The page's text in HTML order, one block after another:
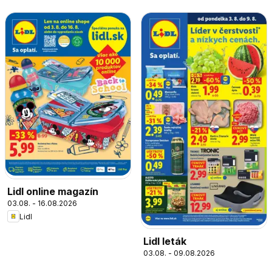
Lidl online magazín
03.08. - 16.08.2026
Lidl
Lidl leták
03.08. - 09.08.2026